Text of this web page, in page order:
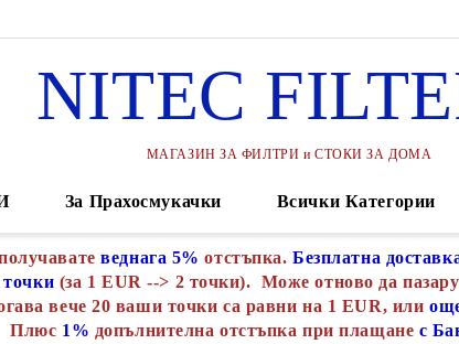
NITEC
МАГАЗИН ЗА ФИЛТРИ и СТОКИ ЗА ДОМА
За Прахосмукачки Всички Категории
веднага 5% отстъпка.Безплатна
(за 1 EUR --> 2 точки). Може отново да
вече 20 ваши точки са равни на 1 EUR, или
Плюс 1% допълнителна отстъпка при плащане с